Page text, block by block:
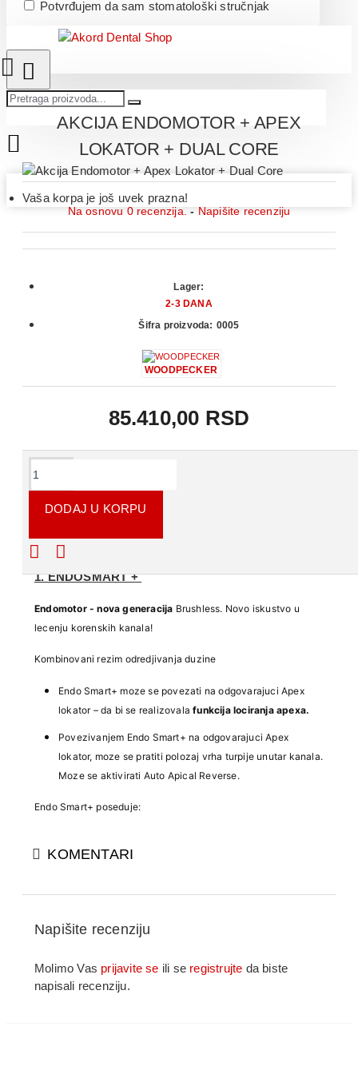
Potvrđujem da sam stomatološki stručnjak
Vaša korpa je još uvek prazna!
AKCIJA ENDOMOTOR + APEX
LOKATOR + DUAL CORE
Na osnovu 0 recenzija. - Napišite recenziju
85.410,00 RSD
Lager:
2-3 DANA
Šifra proizvoda: 0005
WOODPECKER
DODAJ U KORPU
SAJAMSKA AKCIJA
1. ENDOSMART +
Endomotor - nova generacija Brushless. Novo iskustvo u
lecenju korenskih kanala!
Kombinovani rezim odredjivanja duzine
Endo Smart+ moze se povezati na odgovarajuci Apex
lokator – da bi se realizovalafunkcija lociranja apexa.
Povezivanjem Endo Smart+ na odgovarajuci Apex
lokator, moze se pratiti polozaj vrha turpije unutar kanala.
Moze se aktivirati Auto Apical Reverse.
Endo Smart+ poseduje:
Auto Apical Reverse/Stop
Auto apical Slow Down
opseg podesavanja 20-400stepeni). Tacan ugao rotacije
smanjuje rizik od preloma instrumenta i omogucava vecu
KOMENTARI
Napišite recenziju
Molimo Vas prijavite se ili se registrujte da biste
napisali recenziju.